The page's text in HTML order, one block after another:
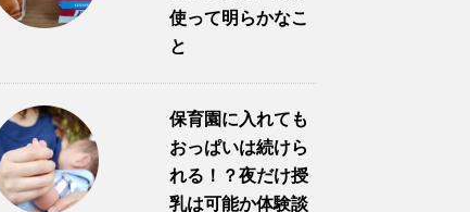
使って明らかなこ
と
保育園に入れても
おっぱいは続けら
れる！？夜だけ授
乳は可能か体験談